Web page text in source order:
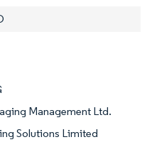
Management Ltd.
Solutions Limited